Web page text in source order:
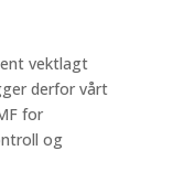
vektlagt
derfor vårt
for
og